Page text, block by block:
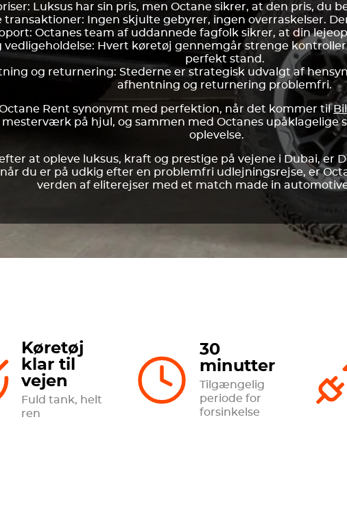
Luksus har sin pris, men Octane sikrer, at den pris, du
transaktioner: Ingen skjulte gebyrer, ingen overraskelser.
Octanes team af uddannede fagfolk sikrer, at din
vedligeholdelse: Hvert køretøj gennemgår strenge
perfekt stand.
og returnering: Stederne er strategisk udvalgt af
afhentning og returnering problemfri.
Rent synonymt med perfektion, når det kommer til
mesterværk på hjul, og sammen med Octanes upåklagelige
oplevelse.
at opleve luksus, kraft og prestige på vejene i Dubai, er
du er på udkig efter en problemfri udlejningsrejse, er
verden af eliterejser med et match made in
Køretøj
klar til
vejen
Fuld tank, helt
ren
30
minutter
Tilgængelig
periode for
forsinkelse